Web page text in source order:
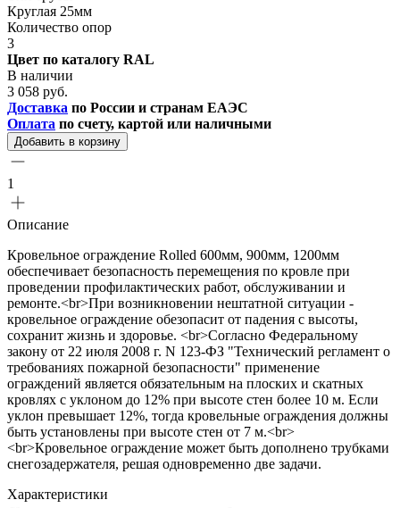
Круглая 25мм
Количество опор
3
Цвет по каталогу RAL
В наличии
3 058 руб.
Доставка по России и странам ЕАЭС
Оплата по счету, картой или наличными
Добавить в корзину
1
Описание
Кровельное ограждение Rolled 600мм, 900мм, 1200мм
обеспечивает безопасность перемещения по кровле при
проведении профилактических работ, обслуживании и
ремонте.<br>При возникновении нештатной ситуации -
кровельное ограждение обезопасит от падения с высоты,
сохранит жизнь и здоровье. <br>Согласно Федеральному
закону от 22 июля 2008 г. N 123-ФЗ "Технический регламент о
требованиях пожарной безопасности" применение
ограждений является обязательным на плоских и скатных
кровлях с уклоном до 12% при высоте стен более 10 м. Если
уклон превышает 12%, тогда кровельные ограждения должны
быть установлены при высоте стен от 7 м.<br>
<br>Кровельное ограждение может быть дополнено трубками
снегозадержателя, решая одновременно две задачи.
Характеристики